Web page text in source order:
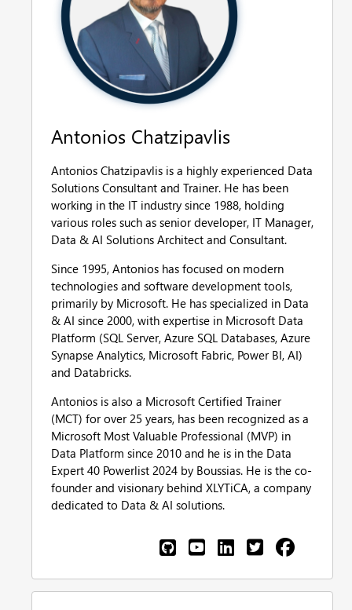
Antonios Chatzipavlis
Antonios Chatzipavlis is a highly experienced Data
Solutions Consultant and Trainer. He has been
working in the IT industry since 1988, holding
various roles such as senior developer, IT Manager,
Data & AI Solutions Architect and Consultant.
Since 1995, Antonios has focused on modern
technologies and software development tools,
primarily by Microsoft. He has specialized in Data
& AI since 2000, with expertise in Microsoft Data
Platform (SQL Server, Azure SQL Databases, Azure
Synapse Analytics, Microsoft Fabric, Power BI, AI)
and Databricks.
Antonios is also a Microsoft Certified Trainer
(MCT) for over 25 years, has been recognized as a
Microsoft Most Valuable Professional (MVP) in
Data Platform since 2010 and he is in the Data
Expert 40 Powerlist 2024 by Boussias. He is the co-
founder and visionary behind XLYTiCA, a company
dedicated to Data & AI solutions.